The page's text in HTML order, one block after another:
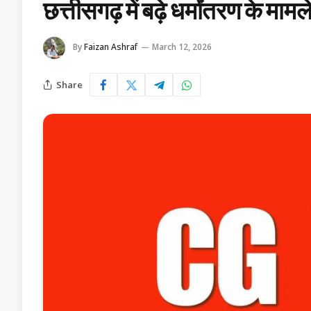
छत्तीसगढ़ में बढ़े धर्मांतरण के
ByFaizan Ashraf March 12, 2026
Share